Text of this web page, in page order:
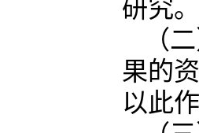
研究。
（
果的
以此